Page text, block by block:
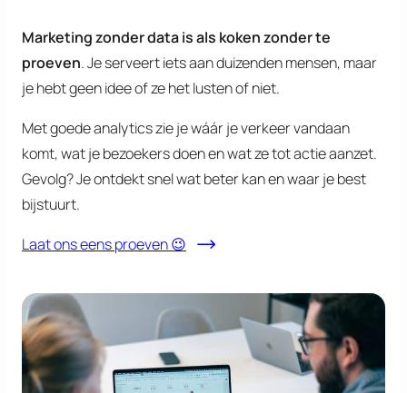
Marketing zonder data is als koken zonder te
proeven. Je serveert iets aan duizenden mensen, maar
je hebt geen idee of ze het lusten of niet.
Met goede analytics zie je wáár je verkeer vandaan
komt, wat je bezoekers doen en wat ze tot actie aanzet.
Gevolg? Je ontdekt snel wat beter kan en waar je best
bijstuurt.
Laat ons eens proeven 😉